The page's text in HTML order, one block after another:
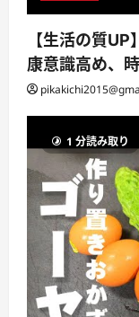
【生活の質
康意識高め、
1 分読み取り